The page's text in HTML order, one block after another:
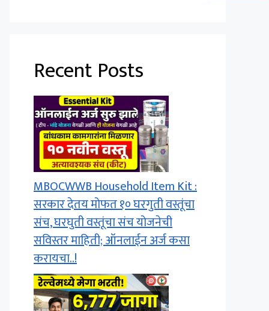
Recent Posts
MBOCWWB Household Item Kit :
सरकार देतय मोफत १० घरगुती वस्तूंचा
संच, घरघुती वस्तूंचा संच योजनेची
सविस्तर माहिती; ऑनलाईन अर्ज कसा
करायचा..!